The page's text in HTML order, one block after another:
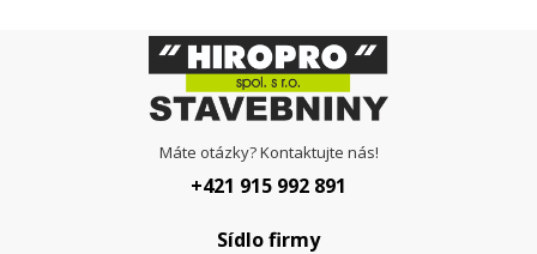
Máte otázky? Kontaktujte nás!
+421 915 992 891
Sídlo firmy